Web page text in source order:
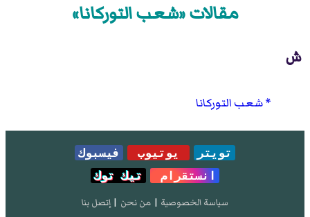
مقالات «شعب التوركانا»
ش
شعب التوركانا
تويتر يوتيوب
فيسبوك
انستقرام
تيك توك
سياسة الخصوصية | من نحن | إتصل بنا